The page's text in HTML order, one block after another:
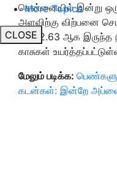
More Topics
CLOSE
சென்னையில் இன்று ஒரு
அளவிற்கு விற்பனை
ரூ.102.63 ஆக இருந்த
காசுகள்
மேலும் படிக்க:
கடன்கள்: இன்றே